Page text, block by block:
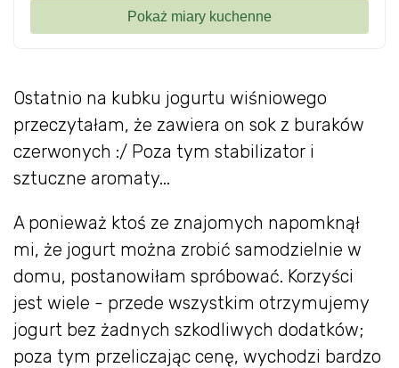
Ostatnio na kubku jogurtu wiśniowego
przeczytałam, że zawiera on sok z buraków
czerwonych :/ Poza tym stabilizator i
sztuczne aromaty...
A ponieważ ktoś ze znajomych napomknął
mi, że jogurt można zrobić samodzielnie w
domu, postanowiłam spróbować. Korzyści
jest wiele - przede wszystkim otrzymujemy
jogurt bez żadnych szkodliwych dodatków;
poza tym przeliczając cenę, wychodzi bardzo